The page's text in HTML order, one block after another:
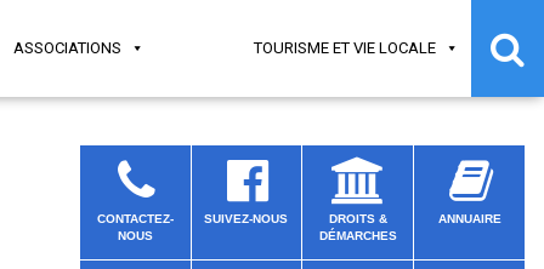
ASSOCIATIONS TOURISME ET VIE LOCALE
CONTACTEZ-
NOUS
SUIVEZ-NOUS
DROITS &
DÉMARCHES
ANNUAIRE